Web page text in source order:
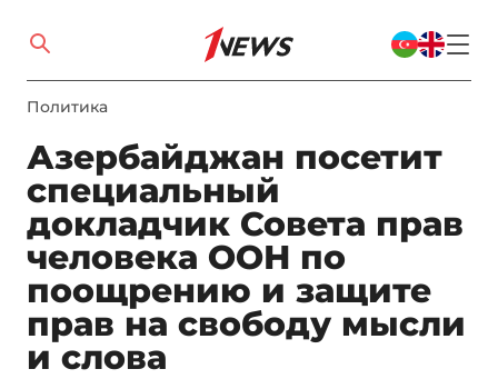
Политика
Азербайджан посетит
специальный
докладчик Совета прав
человека ООН по
поощрению и защите
прав на свободу мысли
и слова